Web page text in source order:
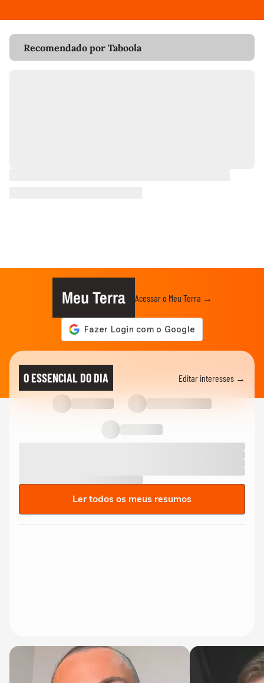
Recomendado por Taboola
Meu Terra Acessar o Meu Terra →
O ESSENCIAL DO DIA Editar interesses →
Ler todos os meus resumos